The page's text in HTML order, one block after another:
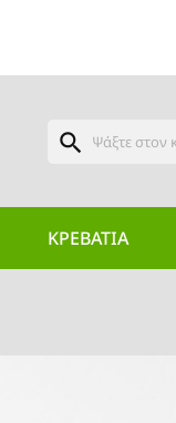
search
ΚΡΕΒΆΤΙΑ